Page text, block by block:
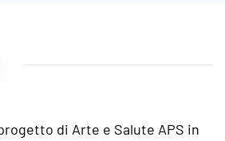
di Arte e Salute APS in